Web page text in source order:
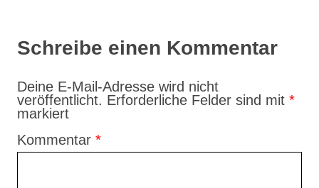
Schreibe einen Kommentar
Deine E-Mail-Adresse wird nicht
veröffentlicht. Erforderliche Felder sind mit *
markiert
Kommentar *